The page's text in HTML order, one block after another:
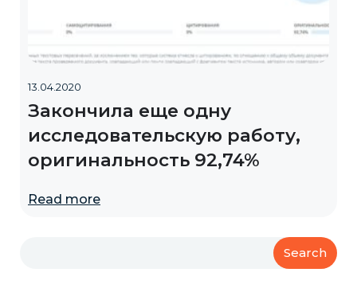
13.04.2020
Закончила еще одну
исследовательскую работу,
оригинальность 92,74%
Read more
Search